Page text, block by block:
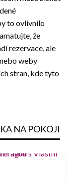
to ovlivnilo
že
rezervace, ale
weby
stran, kde tyto
NA POKOJI